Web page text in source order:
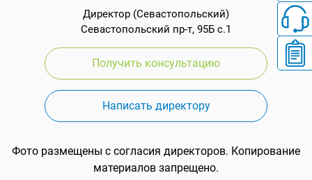
Директор (Севастопольский)
Севастопольский пр-т, 95Б с.1
Получить консультацию
Написать директору
Фото размещены с согласия директоров. Копирование
материалов запрещено.